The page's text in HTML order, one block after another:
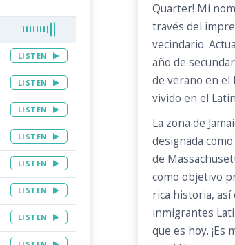
Quarter! Mi
través del
vecindario.
año de
de verano en el
vivido en el
La zona de
designada
de
como objetivo
rica historia, así
inmigrantes
que es hoy.
LISTEN
LISTEN
LISTEN
LISTEN
LISTEN
LISTEN
LISTEN